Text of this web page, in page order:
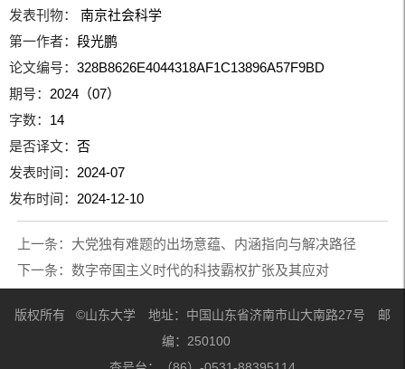
发表刊物：
南京社会科学
第一作者：段光鹏
论文编号：328B8626E4044318AF1C13896A57F9BD
期号： 2024（07）
字数： 14
是否译文：否
发表时间： 2024-07
发布时间： 2024-12-10
上一条： 大党独有难题的出场意蕴、内涵指向与解决路径
下一条： 数字帝国主义时代的科技霸权扩张及其应对
版权所有 ©山东大学 地址：中国山东省济南市山大南路27号 邮
编：250100